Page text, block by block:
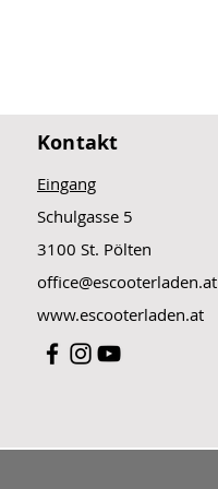
Kontakt
Eingang
Schulgasse 5
3100 St. Pölten
office@escooterladen.at
www.escooterladen.at